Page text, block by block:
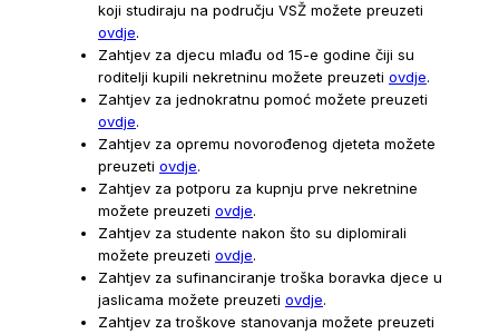
koji studiraju na području VSŽ možete preuzeti
ovdje.
Zahtjev za djecu mlađu od 15-e godine čiji su
roditelji kupili nekretninu možete preuzeti ovdje.
Zahtjev za jednokratnu pomoć možete preuzeti
ovdje.
Zahtjev za opremu novorođenog djeteta možete
preuzeti ovdje.
Zahtjev za potporu za kupnju prve nekretnine
možete preuzeti ovdje.
Zahtjev za studente nakon što su diplomirali
možete preuzeti ovdje.
Zahtjev za sufinanciranje troška boravka djece u
jaslicama možete preuzeti ovdje.
Zahtjev za troškove stanovanja možete preuzeti